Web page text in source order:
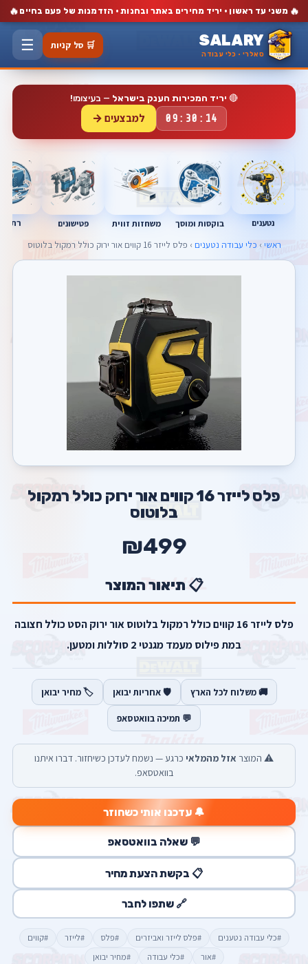
🔥 משני עד ראשון · יריד מחירים באתר ובחנות · הזדמנות של פעם בחיים 🔥
SALARY
סאלרי · כלי עבודה
🛒 סל קניות ☰
🔴 יריד המכירות הענק בישראל — בעיצומו!
09:30:13 למבצעים →
נטענים בוקסות ומוסך משחזות זווית פטישונים
ראשי › כלי עבודה נטענים › פלס לייזר 16 קווים אור ירוק כולל רמקול בלוטוס
פלס לייזר 16 קווים אור ירוק כולל רמקול
בלוטוס
₪499
📋 תיאור המוצר
פלס לייזר 16 קווים כולל רמקול בלוטוס אור ירוק הסט כולל חצובה
במת פילוס מעמד מגנטי 2 סוללות ומטען.
🚚 משלוח לכל הארץ 🛡️ אחריות יבואן 🏷️ מחיר יבואן
💬 תמיכה בוואטסאפ
⚠️ המוצר אזל מהמלאי כרגע — נשמח לעדכן כשיחזור. דברו איתנו
בוואטסאפ.
🔔 עדכנו אותי כשחוזר
💬 שאלה בוואטסאפ
📋 בקשת הצעת מחיר
🔗 שתפו לחבר
#כלי עבודה נטענים #פלס לייזר ואביזרים #פלס #לייזר
#קווים
#אור
#כלי עבודה #מחיר יבואן